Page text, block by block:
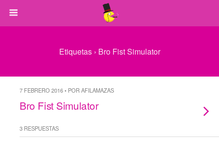
Etiquetas › Bro Fist Simulator
7 FEBRERO 2016 • POR AFILAMAZAS
Bro Fist Simulator
3 RESPUESTAS